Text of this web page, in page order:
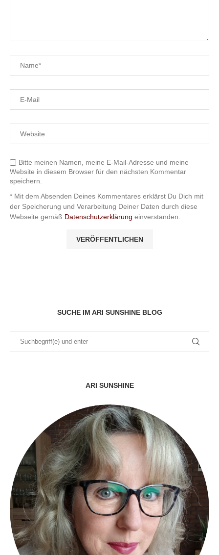
Bitte meinen Namen, meine E-Mail-Adresse und meine
Website in diesem Browser für den nächsten Kommentar
speichern.
* Mit dem Absenden Deines Kommentares erklärst Du Dich mit
der Speicherung und Verarbeitung Deiner Daten durch diese
Webseite gemäß Datenschutzerklärung einverstanden.
SUCHE IM ARI SUNSHINE BLOG
ARI SUNSHINE